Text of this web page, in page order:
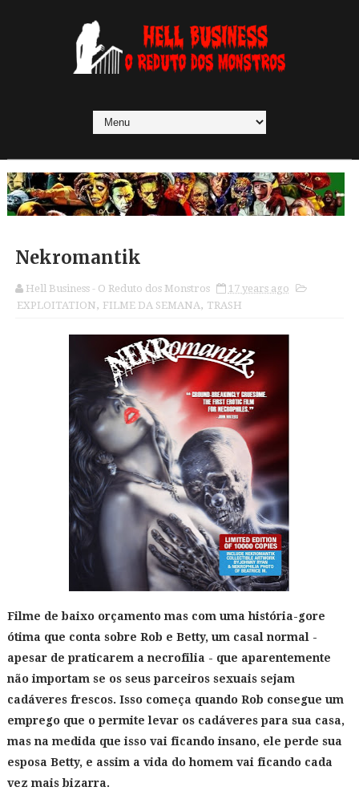
Nekromantik
Hell Business - O Reduto dos Monstros
17 years ago
EXPLOITATION, FILME DA SEMANA, TRASH
Filme de baixo orçamento mas com uma história-gore
ótima que conta sobre Rob e Betty, um casal normal -
apesar de praticarem a necrofilia - que aparentemente
não importam se os seus parceiros sexuais sejam
cadáveres frescos. Isso começa quando Rob consegue um
emprego que o permite levar os cadáveres para sua casa,
mas na medida que isso vai ficando insano, ele perde sua
esposa Betty, e assim a vida do homem vai ficando cada
vez mais bizarra.